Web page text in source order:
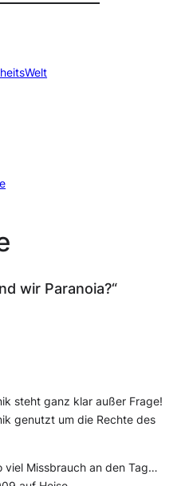
wir Paranoia?“
steht ganz klar außer Frage!
genutzt um die Rechte des
viel Missbrauch an den Tag…